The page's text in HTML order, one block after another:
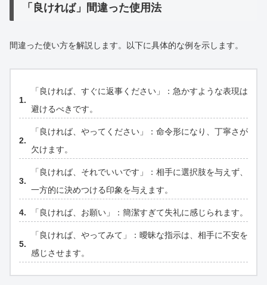
「良ければ」間違った使用法
間違った使い方を解説します。以下に具体的な例を示します。
「良ければ、すぐに返事ください」：急かすような表現は
避けるべきです。
「良ければ、やってください」：命令形になり、丁寧さが
欠けます。
「良ければ、それでいいです」：相手に選択肢を与えず、
一方的に決めつける印象を与えます。
「良ければ、お願い」：簡潔すぎて失礼に感じられます。
「良ければ、やってみて」：曖昧な指示は、相手に不安を
感じさせます。